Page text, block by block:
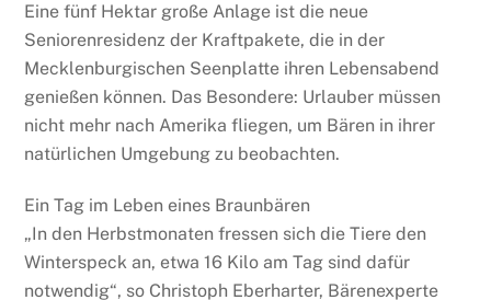
Eine fünf Hektar große Anlage ist die neue
Seniorenresidenz der Kraftpakete, die in der
Mecklenburgischen Seenplatte ihren Lebensabend
genießen können. Das Besondere: Urlauber müssen
nicht mehr nach Amerika fliegen, um Bären in ihrer
natürlichen Umgebung zu beobachten.
Ein Tag im Leben eines Braunbären
„In den Herbstmonaten fressen sich die Tiere den
Winterspeck an, etwa 16 Kilo am Tag sind dafür
notwendig“, so Christoph Eberharter, Bärenexperte